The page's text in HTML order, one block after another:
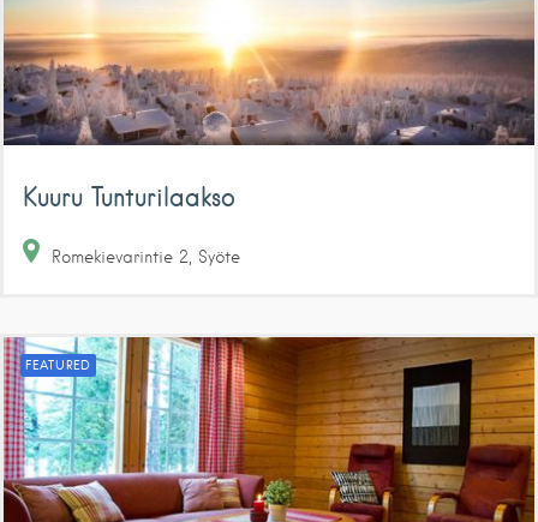
Kuuru Tunturilaakso
Romekievarintie 2 Syöte
FEATURED